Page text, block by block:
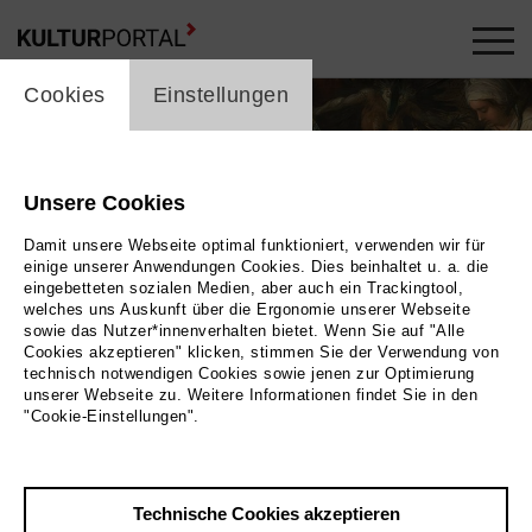
cookie_layer
Cookies Einstellungen
Unsere Cookies
Damit unsere Webseite optimal funktioniert, verwenden wir für
einige unserer Anwendungen Cookies. Dies beinhaltet u. a. die
eingebetteten sozialen Medien, aber auch ein Trackingtool,
welches uns Auskunft über die Ergonomie unserer Webseite
sowie das Nutzer*innenverhalten bietet. Wenn Sie auf "Alle
Cookies akzeptieren" klicken, stimmen Sie der Verwendung von
technisch notwendigen Cookies sowie jenen zur Optimierung
unserer Webseite zu. Weitere Informationen findet Sie in den
"Cookie-Einstellungen".
Technische Cookies akzeptieren